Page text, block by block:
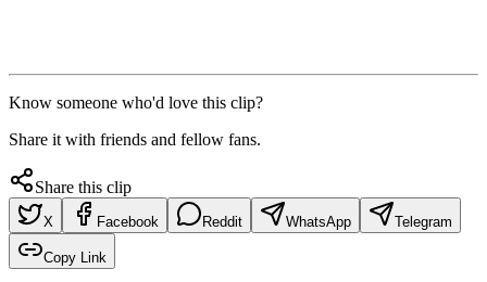
Know someone who'd love this clip?
Share it with friends and fellow fans.
Share this clip
X Facebook Reddit WhatsApp Telegram
Copy Link